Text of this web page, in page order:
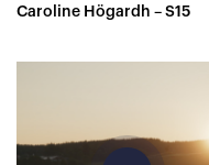
Caroline Högardh – S15